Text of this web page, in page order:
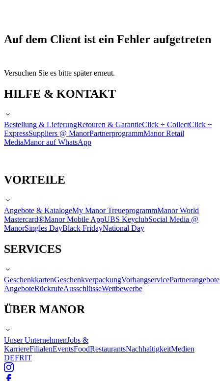
Auf dem Client ist ein Fehler aufgetreten
Versuchen Sie es bitte später erneut.
HILFE & KONTAKT
Bestellung & LieferungRetouren & GarantieClick + CollectClick +
ExpressSuppliers @ ManorPartnerprogrammManor Retail
MediaManor auf WhatsApp
VORTEILE
Angebote & KatalogeMy Manor TreueprogrammManor World
Mastercard®Manor Mobile AppUBS KeyclubSocial Media @
ManorSingles DayBlack FridayNational Day
SERVICES
GeschenkkartenGeschenkverpackungVorhangservicePartnerangebote
AngeboteRückrufeAusschlüsseWettbewerbe
ÜBER MANOR
Unser UnternehmenJobs &
KarriereFilialenEventsFoodRestaurantsNachhaltigkeitMedien
DEFRIT